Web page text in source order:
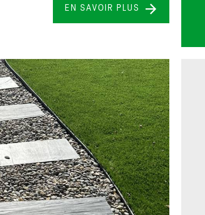
EN SAVOIR PLUS